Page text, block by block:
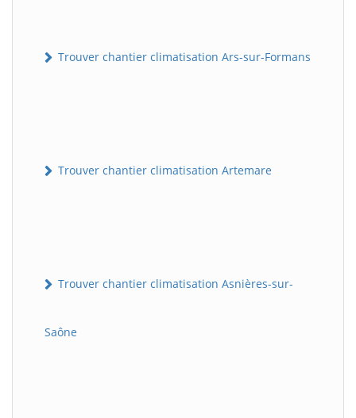
Trouver chantier climatisation Ars-sur-Formans
Trouver chantier climatisation Artemare
Trouver chantier climatisation Asnières-sur-
Saône